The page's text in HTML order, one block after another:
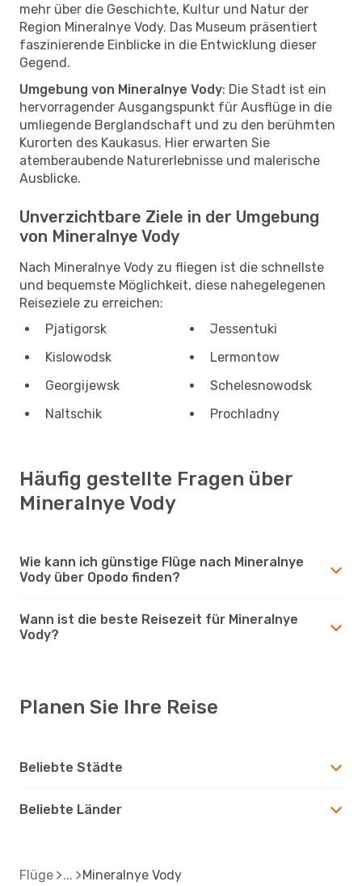
mehr über die Geschichte, Kultur und Natur der
Region Mineralnye Vody. Das Museum präsentiert
faszinierende Einblicke in die Entwicklung dieser
Gegend.
Umgebung von Mineralnye Vody: Die Stadt ist ein
hervorragender Ausgangspunkt für Ausflüge in die
umliegende Berglandschaft und zu den berühmten
Kurorten des Kaukasus. Hier erwarten Sie
atemberaubende Naturerlebnisse und malerische
Ausblicke.
Unverzichtbare Ziele in der Umgebung
von Mineralnye Vody
Nach Mineralnye Vody zu fliegen ist die schnellste
und bequemste Möglichkeit, diese nahegelegenen
Reiseziele zu erreichen:
Pjatigorsk
Jessentuki
Kislowodsk
Lermontow
Georgijewsk
Schelesnowodsk
Naltschik
Prochladny
Häufig gestellte Fragen über
Mineralnye Vody
Wie kann ich günstige Flüge nach Mineralnye
Vody über Opodo finden?
Wann ist die beste Reisezeit für Mineralnye
Vody?
Planen Sie Ihre Reise
Beliebte Städte
Beliebte Länder
Flüge Mineralnye Vody